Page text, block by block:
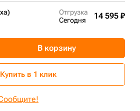
Отгрузка
Сегодня
14 595 ₽
В корзину
Купить в 1 клик